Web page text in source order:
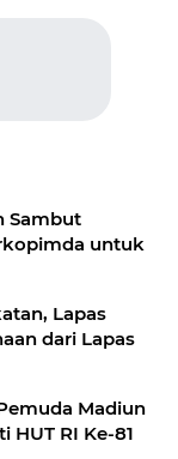
Sambut
untuk
Lapas
dari Lapas
Madiun
RI Ke-81